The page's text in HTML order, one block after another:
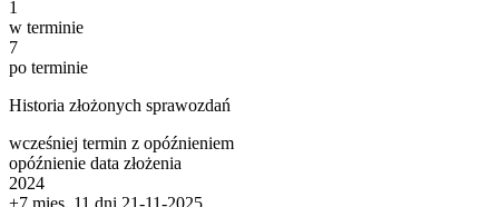
1
w terminie
7
po terminie
Historia złożonych sprawozdań
wcześniej termin z opóźnieniem
opóźnienie data złożenia
2024